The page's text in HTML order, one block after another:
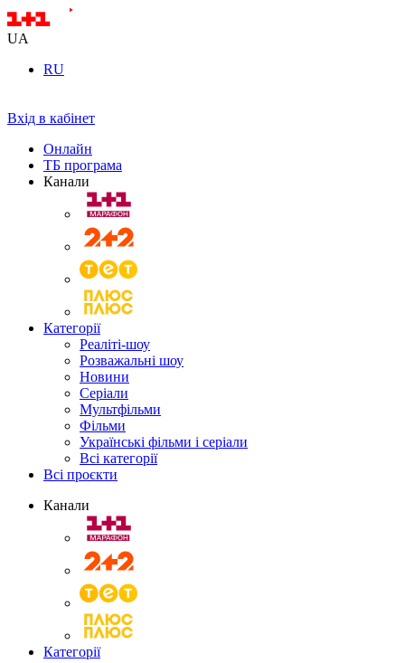
UA
RU
Вхід в кабінет
Онлайн
ТБ програма
Канали
Категорії
Реаліті-шоу
Розважальні шоу
Новини
Серіали
Мультфільми
Фільми
Українські фільми і серіали
Всі категорії
Всі проєкти
Канали
Категорії